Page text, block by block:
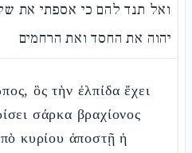
ואל תנד להם כי אספתי את
יהוה את החסד ואת הרחמים
ὃς τὴν ἐλπίδα ἔχει
σάρκα βραχίονος
κυρίου ἀποστῇ ἡ